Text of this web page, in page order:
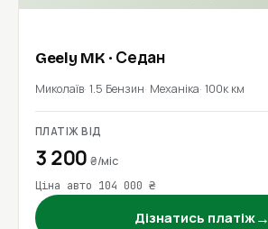
Geely MK · Седан
Миколаїв 1.5 Бензин Механіка 100к км
ПЛАТІЖ ВІД
3 200₴/міс
Ціна авто 104 000 ₴
Дізнатись платіж→